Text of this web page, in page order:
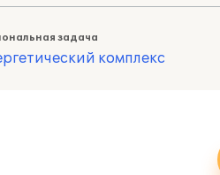
задача
комплекс